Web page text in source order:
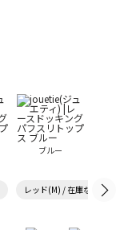
ブルー
レッド(M) / 在庫なし